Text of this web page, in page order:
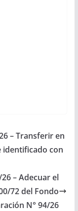
– Transferir en
identificado con
– Adecuar el
72 del Fondo
N° 94/26